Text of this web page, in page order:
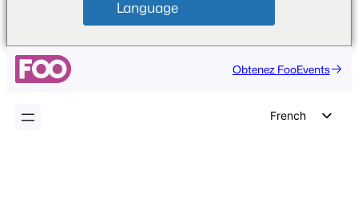
Language
Aller
Obtenez FooEvents
French